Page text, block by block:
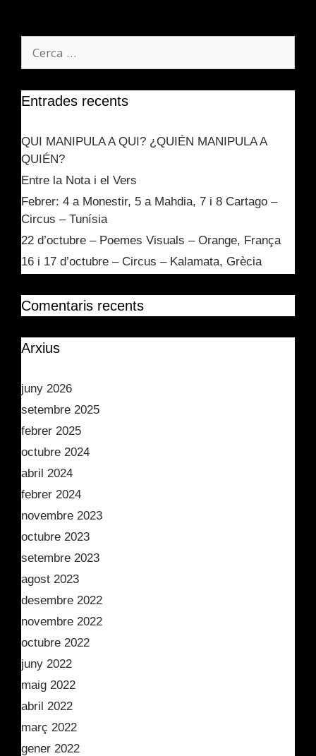
Entrades recents
QUI MANIPULA A QUI? ¿QUIÉN MANIPULA A
QUIÉN?
Entre la Nota i el Vers
Febrer: 4 a Monestir, 5 a Mahdia, 7 i 8 Cartago –
Circus – Tunísia
22 d’octubre – Poemes Visuals – Orange, França
16 i 17 d’octubre – Circus – Kalamata, Grècia
Comentaris recents
Arxius
juny 2026
setembre 2025
febrer 2025
octubre 2024
abril 2024
febrer 2024
novembre 2023
octubre 2023
setembre 2023
agost 2023
desembre 2022
novembre 2022
octubre 2022
juny 2022
maig 2022
abril 2022
març 2022
gener 2022